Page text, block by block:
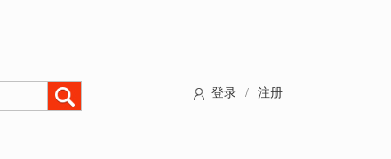
登录 / 注册